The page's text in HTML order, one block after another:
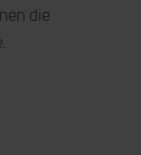
die